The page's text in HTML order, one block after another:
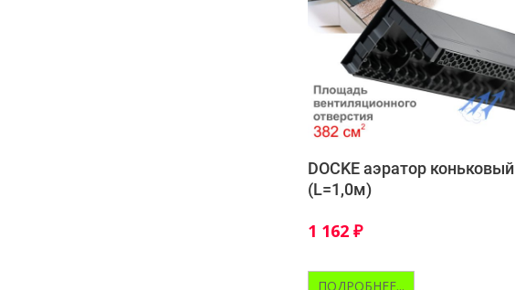
DOCKE аэратор коньковый
(L=1,0м)
1 162 ₽
ПОДРОБНЕЕ...